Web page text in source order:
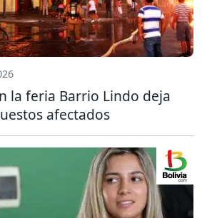
la feria Barrio Lindo deja
afectados